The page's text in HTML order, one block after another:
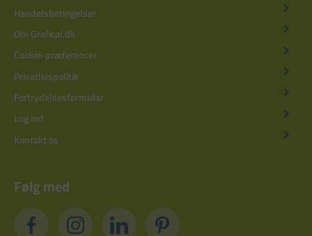
Handelsbetingelser
Om Grafical.dk
Cookie-præferencer
Privatlivspolitik
Fortrydelsesformular
Log ind
Kontakt os
Følg med